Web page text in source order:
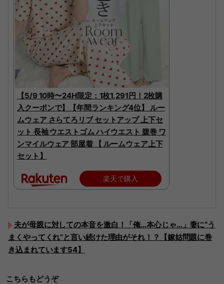
【5/9 10時〜24H限定：1枚1,291円！2枚購
入クーポンで】【年間ランキング4位】 ルー
ムウェア さらてろリブ セットアップ 上下セ
ット 長袖 ウエストゴム ハイウエスト 腹巻 ワ
ンマイルウェア 部屋着 【 ルームウェア上下
セット】
楽天で購入
夫が母親に対しての本音を激白！「俺…本心じゃ…」妻に“う
まくやってくれ”と言い続けた理由がそれ！？【嫁姑問題に巻
き込まれています54】
こちらもどうぞ